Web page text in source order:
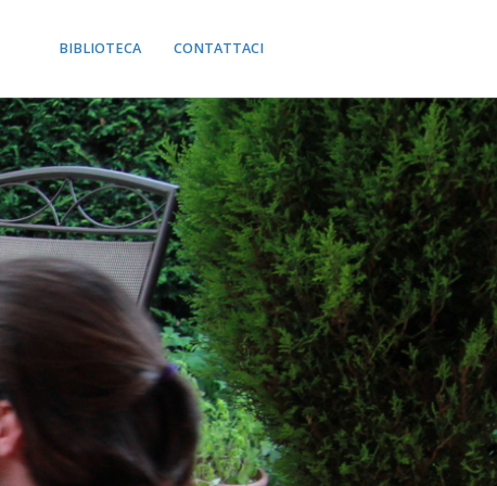
BIBLIOTECA CONTATTACI